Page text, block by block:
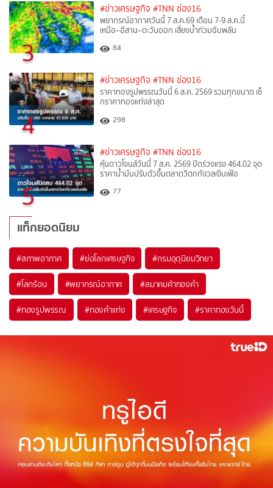
3
#ข่าวเศรษฐกิจ #TNN ช่อง16
พยากรณ์อากาศวันนี้ 7 ส.ค.69 เตือน 7-9 ส.ค.นี้
เหนือ–อีสาน–ตะวันออก เสี่ยงน้ำท่วมฉับพลัน
84
4
#ข่าวเศรษฐกิจ #TNN ช่อง16
ราคาทองรูปพรรณวันนี้ 6 ส.ค. 2569 รวมทุกขนาด เช็
กราคาทองแท่งล่าสุด
298
5
#ข่าวเศรษฐกิจ #TNN ช่อง16
หุ้นดาวโจนส์วันนี้ 7 ส.ค. 2569 ปิดร่วงแรง 464.02 จุด
ราคาน้ำมันปรับตัวขึ้นตลาดวิตกกังวลเงินเฟ้อ
77
แท็กยอดนิยม
#สภาพอากาศ #ย่อโลกเศรษฐกิจ #กรมอุตุนิยมวิทยา
#โลกร้อน #พยากรณ์อากาศ #สมาคมค้าทองคำ
#ทองรูปพรรณ #ทองคำแท่ง #เศรษฐกิจ #ราคาทองวันนี้